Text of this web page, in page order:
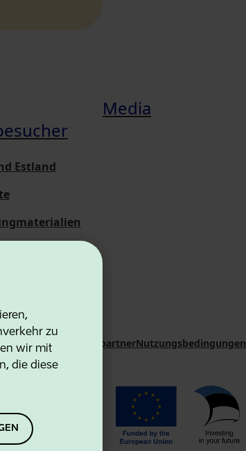
zu
wir mit
die diese
Estland
Media
KooperationspartnerNutzungsbedingungen